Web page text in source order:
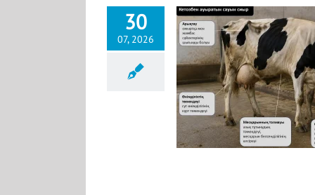
30
07, 2026
сиырларындағы кетоздың жалпы